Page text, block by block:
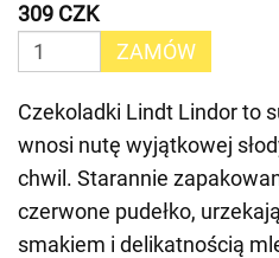
309 CZK
ZAMÓW
Czekoladki Lindt Lindor to
wnosi nutę wyjątkowej
chwil. Starannie
czerwone pudełko,
smakiem i delikatnością